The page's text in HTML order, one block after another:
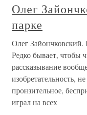
Олег
парке
Олег
Редко бывает, чтобы
рассказывание
изобретательность,
пронзительное,
играл на всех